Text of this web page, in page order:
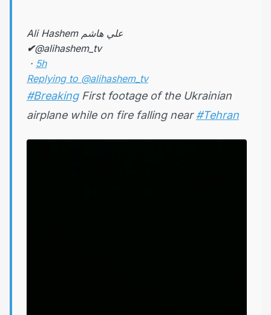
Ali Hashem علي هاشم
✔@alihashem_tv
· 5h
Replying to @alihashem_tv
#BreakingFirst footage of the Ukrainian
airplane while on fire falling near#Tehran